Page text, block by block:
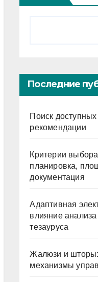
Последние
Поиск
рекомендации
Критерии
планировка,
документация
Адаптивная
влияние
тезауруса
Жалюзи и
механизмы